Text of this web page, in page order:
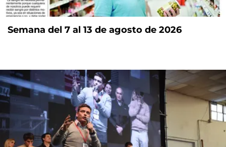
Semana del 7 al 13 de agosto de 2026